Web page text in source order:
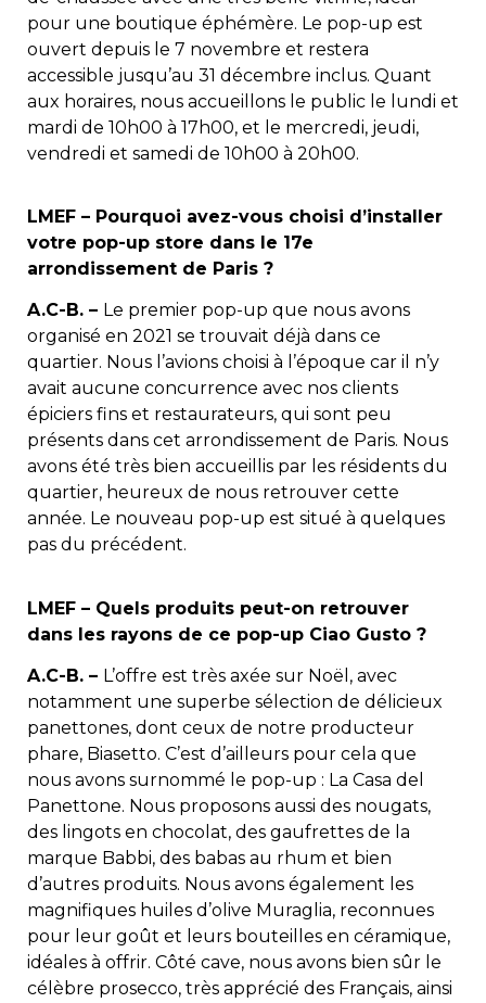
pour une boutique éphémère. Le pop-up est
ouvert depuis le 7 novembre et restera
accessible jusqu’au 31 décembre inclus. Quant
aux horaires, nous accueillons le public le lundi et
mardi de 10h00 à 17h00, et le mercredi, jeudi,
vendredi et samedi de 10h00 à 20h00.
LMEF – Pourquoi avez-vous choisi d’installer
votre pop-up store dans le 17e
arrondissement de Paris ?
A.C-B. – Le premier pop-up que nous avons
organisé en 2021 se trouvait déjà dans ce
quartier. Nous l’avions choisi à l’époque car il n’y
avait aucune concurrence avec nos clients
épiciers fins et restaurateurs, qui sont peu
présents dans cet arrondissement de Paris. Nous
avons été très bien accueillis par les résidents du
quartier, heureux de nous retrouver cette
année. Le nouveau pop-up est situé à quelques
pas du précédent.
LMEF – Quels produits peut-on retrouver
dans les rayons de ce pop-up Ciao Gusto ?
A.C-B. – L’offre est très axée sur Noël, avec
notamment une superbe sélection de délicieux
panettones, dont ceux de notre producteur
phare, Biasetto. C’est d’ailleurs pour cela que
nous avons surnommé le pop-up : La Casa del
Panettone. Nous proposons aussi des nougats,
des lingots en chocolat, des gaufrettes de la
marque Babbi, des babas au rhum et bien
d’autres produits. Nous avons également les
magnifiques huiles d’olive Muraglia, reconnues
pour leur goût et leurs bouteilles en céramique,
idéales à offrir. Côté cave, nous avons bien sûr le
célèbre prosecco, très apprécié des Français, ainsi